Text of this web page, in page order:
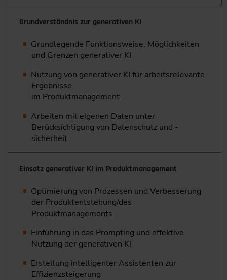
Grundverständnis zur generativen KI
Grundlegende Funktionsweise, Möglichkeiten
und Grenzen generativer KI
Nutzung von generativer KI für arbeitsrelevante
Ergebnisse
im Produktmanagement
Arbeiten mit eigenen Daten unter
Berücksichtigung von Datenschutz und -
sicherheit
Einsatz generativer KI im Produktmanagement
Optimierung von Prozessen und Verbesserung
der Produkt­entstehung/des
Produktmanagements
Einführung in das Prompting und effektive
Nutzung der ­generativen KI
Erstellung intelligenter Assistenten zur
Effizienzsteigerung